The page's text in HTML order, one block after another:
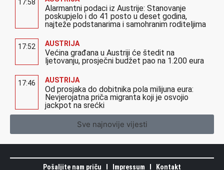
17:58
Alarmantni podaci iz Austrije: Stanovanje
poskupjelo i do 41 posto u deset godina,
najteže podstanarima i samohranim roditeljima
17:52 AUSTRIJA
Većina građana u Austriji će štedit na
ljetovanju, prosječni budžet pao na 1.200 eura
17:46 AUSTRIJA
Od prosjaka do dobitnika pola milijuna eura:
Nevjerojatna priča migranta koji je osvojio
jackpot na srećki
Sve najnovije vijesti
Pošaljite nam priču Impressum
Kontakt